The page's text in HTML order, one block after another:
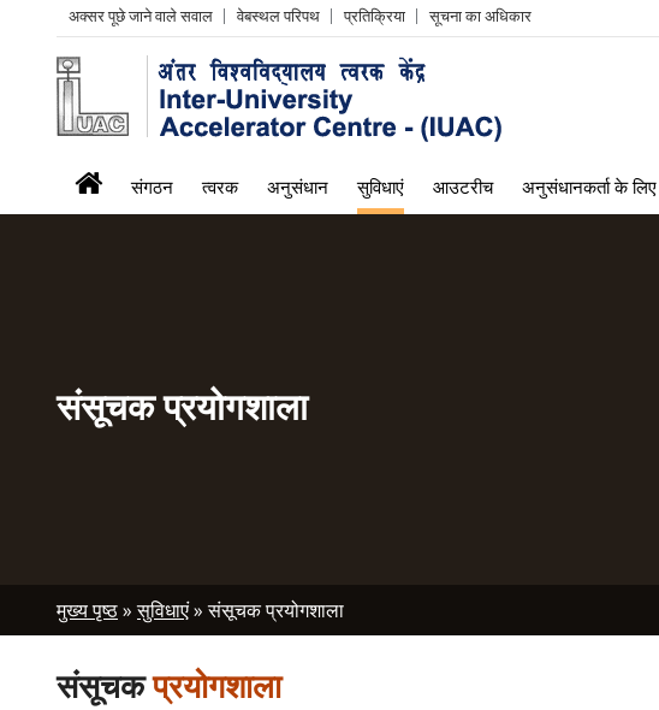
Header
Left
menu
अक्सर पूछे जाने वाले सवाल वेबस्थल परिपथ प्रतिक्रिया सूचना का अधिकार
iuac
menu
संगठन त्वरक अनुसंधान सुविधाएं आउटरीच अनुसंधानकर्ता के लिए
संसूचक प्रयोगशाला
Breadcrumb
मुख्य पृष्ठ सुविधाएं संसूचक प्रयोगशाला
संसूचकप्रयोगशाला